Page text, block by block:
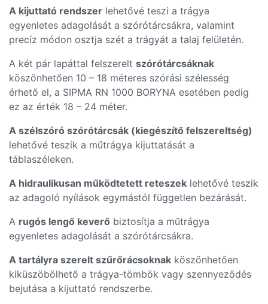
A kijuttató rendszer lehetővé teszi a trágya
egyenletes adagolását a szórótárcsákra, valamint
precíz módon osztja szét a trágyát a talaj felületén.
A két pár lapáttal felszerelt szórótárcsáknak
köszönhetően 10 – 18 méteres szórási szélesség
érhető el, a SIPMA RN 1000 BORYNA esetében pedig
ez az érték 18 – 24 méter.
A szélszóró szórótárcsák (kiegészítő felszereltség)
lehetővé teszik a műtrágya kijuttatását a
táblaszéleken.
A hidraulikusan működtetett reteszek lehetővé teszik
az adagoló nyílások egymástól független bezárását.
A rugós lengő keverő biztosítja a műtrágya
egyenletes adagolását a szórótárcsákra.
A tartályra szerelt szűrőrácsoknak köszönhetően
kiküszöbölhető a trágya-tömbök vagy szennyeződés
bejutása a kijuttató rendszerbe.